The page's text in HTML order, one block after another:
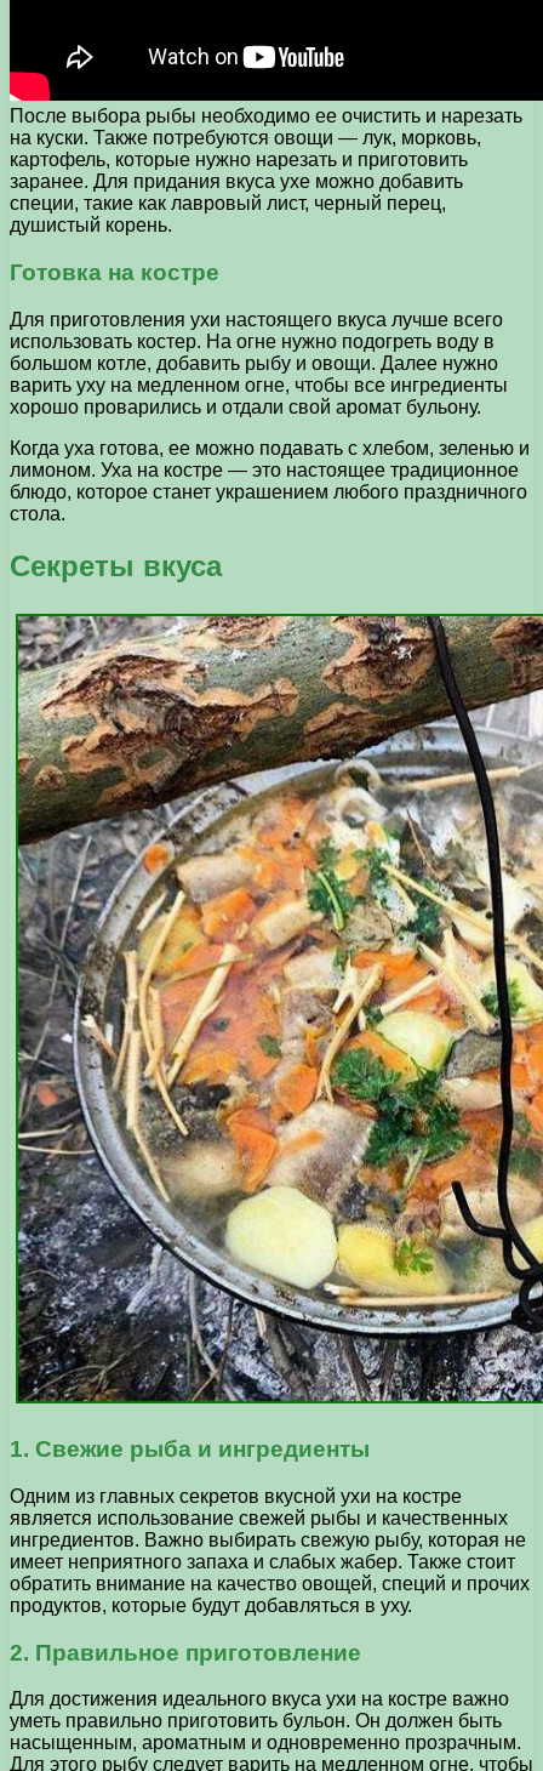
После выбора рыбы необходимо ее очистить и нарезать
на куски. Также потребуются овощи — лук, морковь,
картофель, которые нужно нарезать и приготовить
заранее. Для придания вкуса ухе можно добавить
специи, такие как лавровый лист, черный перец,
душистый корень.
Готовка на костре
Для приготовления ухи настоящего вкуса лучше всего
использовать костер. На огне нужно подогреть воду в
большом котле, добавить рыбу и овощи. Далее нужно
варить уху на медленном огне, чтобы все ингредиенты
хорошо проварились и отдали свой аромат бульону.
Когда уха готова, ее можно подавать с хлебом, зеленью и
лимоном. Уха на костре — это настоящее традиционное
блюдо, которое станет украшением любого праздничного
стола.
Секреты вкуса
1. Свежие рыба и ингредиенты
Одним из главных секретов вкусной ухи на костре
является использование свежей рыбы и качественных
ингредиентов. Важно выбирать свежую рыбу, которая не
имеет неприятного запаха и слабых жабер. Также стоит
обратить внимание на качество овощей, специй и прочих
продуктов, которые будут добавляться в уху.
2. Правильное приготовление
Для достижения идеального вкуса ухи на костре важно
уметь правильно приготовить бульон. Он должен быть
насыщенным, ароматным и одновременно прозрачным.
Для этого рыбу следует варить на медленном огне, чтобы